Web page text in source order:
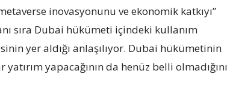
inovasyonunu ve ekonomik katkıyı”
sıra Dubai hükümeti içindeki kullanım
yer aldığı anlaşılıyor. Dubai hükümetinin
yapacağının da henüz belli olmadığını